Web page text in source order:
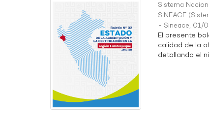
Sistema
SINEACE (
- Sineace, 01/
El presente
calidad de la
detallando el